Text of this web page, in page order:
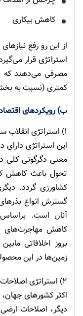
کاهش بیکاری
از این رو رفع
استراتژی قرار
مصرفی می‌دهند که
کمتری (نسبت به
ب) رویکردهای
۱) استراتژی انقلاب سبز
این استراتژی
معنی دگرگونی کلی
تحول باعث کاهش
کشاورزی گردد.
گسترش انواع
آنان است.
کاهش مهاجرت‌های
بروز اخلافاتی
زمین‌ها در این
۲) استراتژی اصلاحات ارضی
اکثر کشورهای
دیگر، اصلاحات